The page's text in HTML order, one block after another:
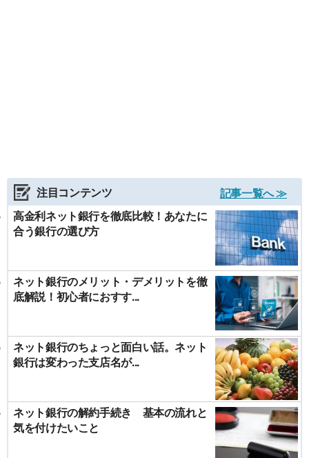
注目コンテンツ
記事一覧へ ≫
高金利ネット銀行を徹底比較！あなたに
合う銀行の選び方
ネット銀行のメリット・デメリットを徹
底解説！初心者におすす...
ネット銀行のちょっと面白い話。ネット
銀行は変わった支店名が...
ネット銀行の解約手続き 基本の流れと
気を付けたいこと